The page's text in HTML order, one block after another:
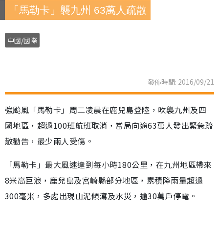
「馬勒卡」襲九州 63萬人疏散
中國/國際
發佈時間: 2016/09/21
強颱風「馬勒卡」周二凌晨在鹿兒島登陸，吹襲九州及四
國地區，超過100班航班取消，當局向逾63萬人發出緊急疏
散勸告，最少兩人受傷。
「馬勒卡」最大風速達到每小時180公里，在九州地區帶來
8米高巨浪，鹿兒島及宮崎縣部分地區，累積降雨量超過
300毫米，多處出現山泥傾瀉及水災，逾30萬戶停電。